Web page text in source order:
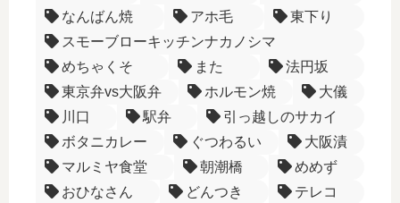
なんばん焼
アホ毛
東下り
スモーブローキッチンナカノシマ
めちゃくそ
また
法円坂
東京弁vs大阪弁
ホルモン焼
大儀
川口
駅弁
引っ越しのサカイ
ボタニカレー
ぐつわるい
大阪漬
マルミヤ食堂
朝潮橋
めめず
おひなさん
どんつき
テレコ